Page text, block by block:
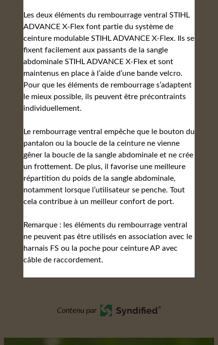
Les deux éléments du rembourrage ventral STIHL
ADVANCE X-Flex font partie du système de
ceinture modulable STIHL ADVANCE X-Flex. Ils se
fixent facilement aux passants de la sangle
abdominale STIHL ADVANCE X-Flex et sont
maintenus en place à l’aide d’une bande velcro.
Pour que les éléments de rembourrage s’adaptent
le mieux possible, ils peuvent être précontraints
individuellement.
Le rembourrage ventral empêche que le bouton du
pantalon ou la boucle de la ceinture ne vienne
gêner la boucle de la sangle abdominale et ne crée
un frottement. De plus, il favorise une meilleure
répartition du poids de la sangle abdominale,
notamment lorsque l’utilisateur se penche. Tout
cela contribue à un meilleur confort de port.
Remarque : les éléments du rembourrage ventral
ne peuvent pas être utilisés en association avec le
harnais FS ou la poche pour ceinture AP avec
câble de raccordement.
Contenu par